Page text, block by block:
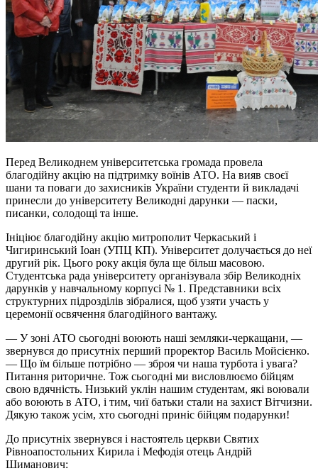
Перед Великоднем університетська громада провела
благодійну акцію на підтримку воїнів АТО. На вияв своєї
шани та поваги до захисників України студенти й викладачі
принесли до університету Великодні дарунки — паски,
писанки, солодощі та інше.
Ініціює благодійну акцію митрополит Черкаський і
Чигиринський Іоан (УПЦ КП). Університет долучається до неї
другий рік. Цього року акція була ще більш масовою.
Студентська рада університету організувала збір Великодніх
дарунків у навчальному корпусі № 1. Представники всіх
структурних підрозділів зібралися, щоб узяти участь у
церемонії освячення благодійного вантажу.
— У зоні АТО сьогодні воюють наші земляки-черкащани, —
звернувся до присутніх перший проректор Василь Мойсієнко.
— Що їм більше потрібно — зброя чи наша турбота і увага?
Питання риторичне. Тож сьогодні ми висловлюємо бійцям
свою вдячність. Низький уклін нашим студентам, які воювали
або воюють в АТО, і тим, чиї батьки стали на захист Вітчизни.
Дякую також усім, хто сьогодні приніс бійцям подарунки!
До присутніх звернувся і настоятель церкви Святих
Рівноапостольних Кирила і Мефодія отець Андрій
Шиманович: